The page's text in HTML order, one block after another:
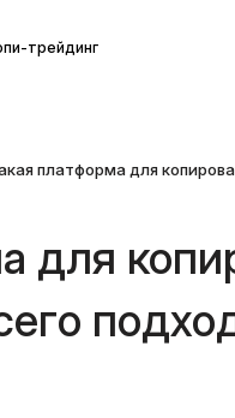
трейдинг
для